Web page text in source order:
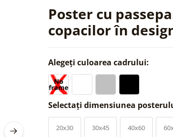
Poster cu
copacilor în
Alegeți culoarea cadrului:
Selectați dimensiunea
20x30 30x45 40x60